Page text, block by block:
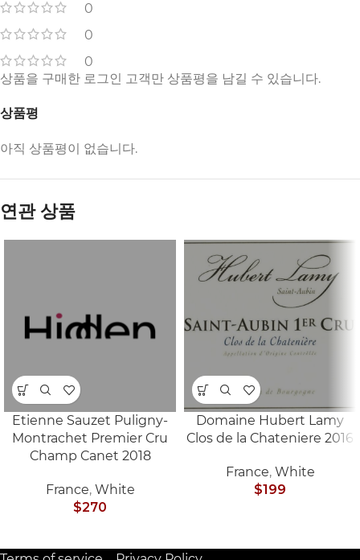
0
0
0
상품평
아직 상품평이 없습니다.
상품을 구매한 로그인 고객만 상품평을 남길 수 있습니다.
연관 상품
Etienne Sauzet Puligny-
Montrachet Premier Cru
Champ Canet 2018
France, White
$270
Domaine Hubert Lamy
Clos de la Chateniere 2016
France, White
$199